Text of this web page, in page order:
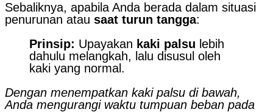
Sebaliknya, apabila Anda berada dalam situasi
penurunan atau saat turun tangga:
Prinsip: Upayakan kaki palsu lebih
dahulu melangkah, lalu disusul oleh
kaki yang normal.
Dengan menempatkan kaki palsu di bawah,
Anda mengurangi waktu tumpuan beban pada